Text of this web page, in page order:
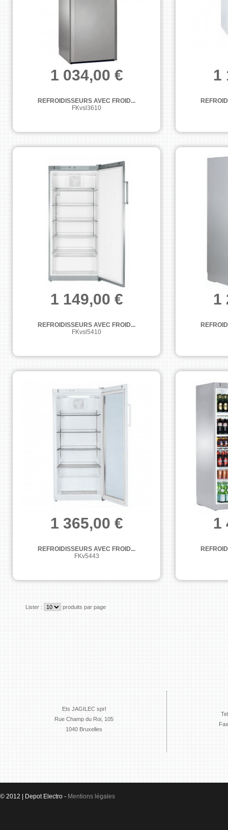
1 034,00 €
REFROIDISSEURS AVEC FROID...
FKvsl3610
1
1 149,00 €
REFROIDISSEURS AVEC FROID...
FKvsl5410
1
1 365,00 €
REFROIDISSEURS AVEC FROID...
FKv5443
1
Lister : produits par page
Ets JAGILEC sprl
Rue Champ du Roi, 105
1040 Bruxelles
© 2012 | Depot Electro - Mentions légales